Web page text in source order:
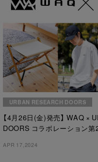
URBAN RESEARCH DOORS
【4月26日(金)発売】 WAQ ×
DOORS コラボレーション第
APR 17,2024